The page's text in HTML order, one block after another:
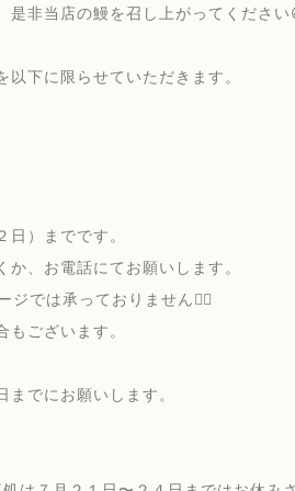
是非当店の鰻を召し上がってください
下に限らせていただきます。
）までです。
、お電話にてお願いします。
では承っておりません🙇‍♂️
ございます。
でにお願いします。